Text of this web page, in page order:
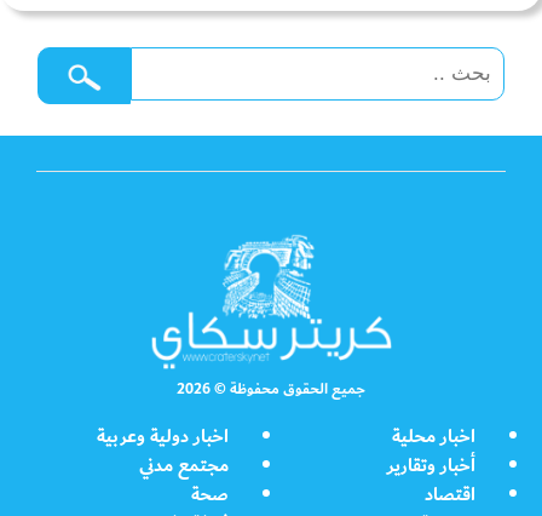
جميع الحقوق محفوظة © 2026
اخبار محلية
اخبار دولية وعربية
أخبار وتقارير
مجتمع مدني
اقتصاد
صحة